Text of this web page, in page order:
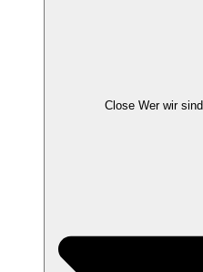
Close Wer wir sind